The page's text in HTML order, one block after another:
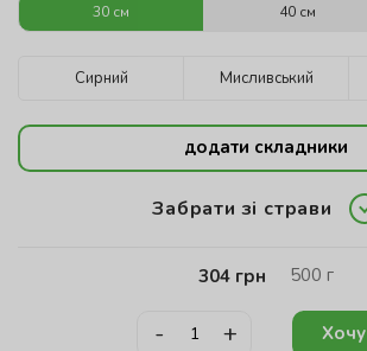
30 см 40 см
Сирний Мисливський
додати складники
Забрати зі страви
304 грн 500 г
- + Хочу